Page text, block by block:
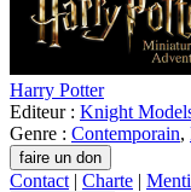
Harry Potter
Editeur : Knight
Genre : Contemporain,
Contact | Charte |